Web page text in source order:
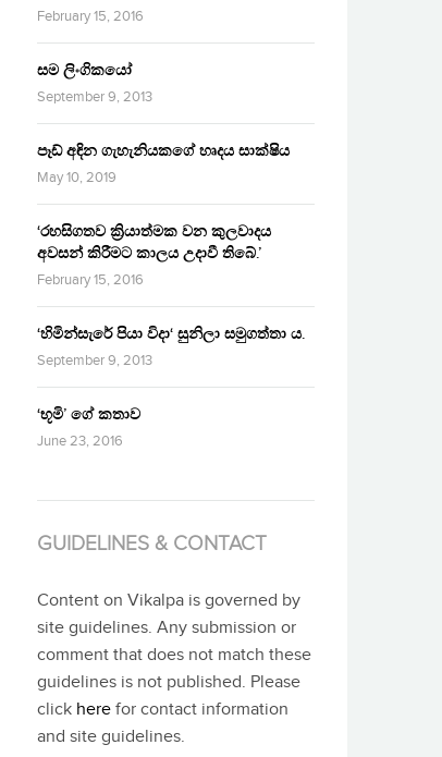
February 15, 2016
සම ලිංගිකයෝ
September 9, 2013
පෑඩ් අඳින ගැහැනියකගේ හෘදය සාක්ෂිය
May 10, 2019
‘රහසිගතව ක්‍රියාත්මක වන කුලවාදය
අවසන් කිරීමට කාලය උදාවී තිබේ.’
February 15, 2016
‘හිමින්සැරේ පියා විදා‘ සුනිලා සමුගත්තා ය.
September 9, 2013
‘භූමි’ ගේ කතාව
June 23, 2016
GUIDELINES & CONTACT
Content on Vikalpa is governed by
site guidelines. Any submission or
comment that does not match these
guidelines is not published. Please
click here for contact information
and site guidelines.